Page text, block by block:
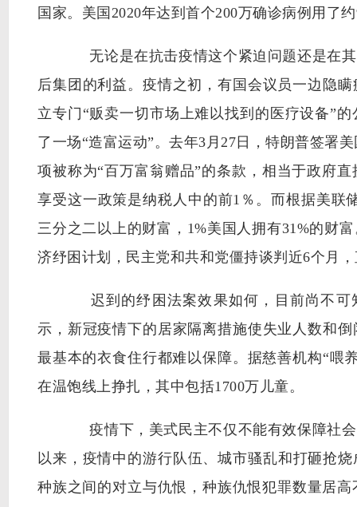
国家。美国2020年达到首个200万确诊病例用了
无论是在抗击疫情这个紧迫问题还是在其
后集团的利益。疫情之初，有国会议员一边隐
立专门“贩卖一切市场上难以找到的医疗设备”
了一场“造富运动”。去年3月27日，特朗普签署
项被称为“百万富翁赠品”的条款，相当于政府
享受这一政策是纳税人中的前1％。而根据美联
三分之二以上的财富，1%美国人拥有31%的财
济纾困计划，民主党和共和党僵持谈判近6个月
迟到的纾困法案效果如何，目前尚不可
示，新冠疫情下的居家隔离措施使失业人数和
最基本的衣食住行都难以保障。据慈善机构“喂
在温饱线上挣扎，其中包括1700万儿童。
疫情下，美式民主不仅不能有效保障社会
以来，疫情中的游行队伍、城市骚乱和打砸抢
种族之间的对立与仇恨，种族仇恨犯罪数量居